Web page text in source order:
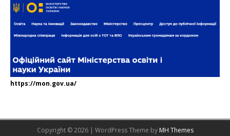
https://mon.gov.ua/
Copyright © 2026 | WordPress Theme by MH Themes